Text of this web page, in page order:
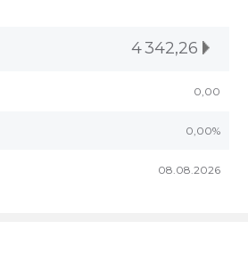
4 342,26
0,00
0,00%
08.08.2026